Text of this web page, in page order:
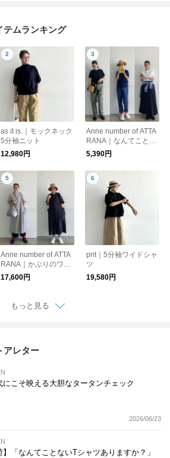
テムランキング
as it is.｜モックネック
5分袖ニット
12,980円
Anne number of ATTA
RANA｜なんてことな
いTシャツ
5,390円
Anne number of ATTA
RANA｜かぶりのワン
ピース
17,600円
prit｜5分袖ワイドシャ
ツ
19,580円
もっと見る
アレター
にこそ映える大胆なタータンチェック
2026/06/23
】「なんてことないTシャツありますか？」